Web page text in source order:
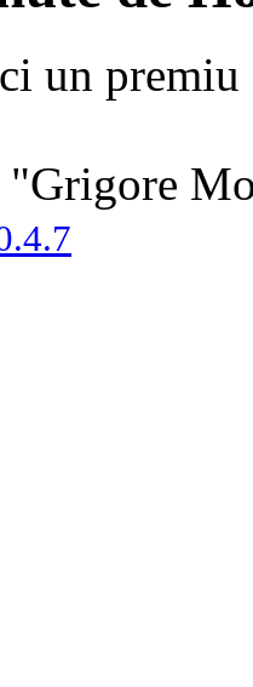
un premiu